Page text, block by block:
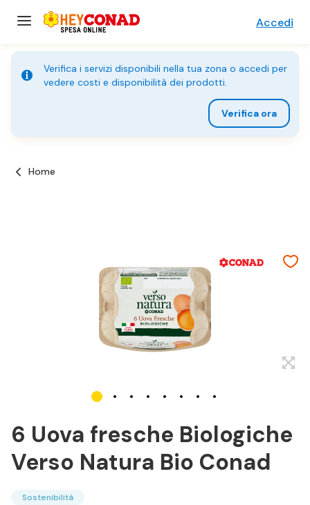
Accedi
Verifica i servizi disponibili nella tua zona o accedi per
vedere costi e disponibilità dei prodotti.
Verifica ora
Home
6 Uova fresche Biologiche
Verso Natura Bio Conad
Sostenibilità